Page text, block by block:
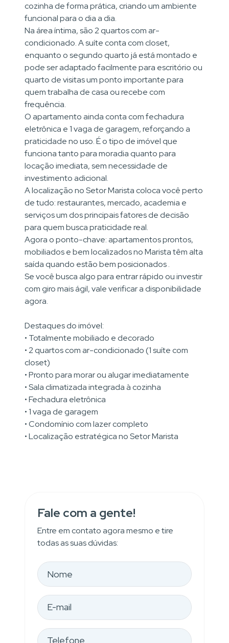
cozinha de forma prática, criando um ambiente
funcional para o dia a dia.
Na área íntima, são 2 quartos com ar-
condicionado. A suíte conta com closet,
enquanto o segundo quarto já está montado e
pode ser adaptado facilmente para escritório ou
quarto de visitas um ponto importante para
quem trabalha de casa ou recebe com
frequência.
O apartamento ainda conta com fechadura
eletrônica e 1 vaga de garagem, reforçando a
praticidade no uso. É o tipo de imóvel que
funciona tanto para moradia quanto para
locação imediata, sem necessidade de
investimento adicional.
A localização no Setor Marista coloca você perto
de tudo: restaurantes, mercado, academia e
serviços um dos principais fatores de decisão
para quem busca praticidade real.
Agora o ponto-chave: apartamentos prontos,
mobiliados e bem localizados no Marista têm alta
saída quando estão bem posicionados .
Se você busca algo para entrar rápido ou investir
com giro mais ágil, vale verificar a disponibilidade
agora.
Destaques do imóvel:
• Totalmente mobiliado e decorado
• 2 quartos com ar-condicionado (1 suíte com
closet)
• Pronto para morar ou alugar imediatamente
• Sala climatizada integrada à cozinha
• Fechadura eletrônica
• 1 vaga de garagem
• Condomínio com lazer completo
• Localização estratégica no Setor Marista
Fale com a gente!
Entre em contato agora mesmo e tire
todas as suas dúvidas: